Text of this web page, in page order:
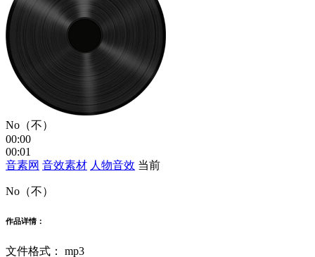
No（不）
00:00
00:01
音素网 音效素材 人物音效 当前
No（不）
作品详情：
文件格式： mp3